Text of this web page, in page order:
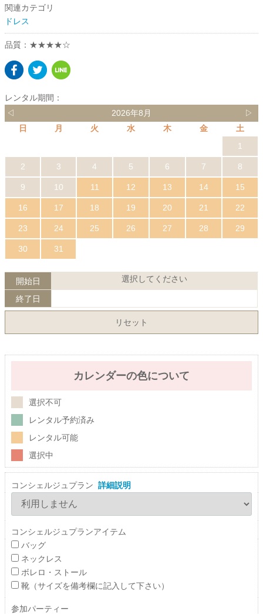
関連カテゴリ
ドレス
品質：★★★★☆
レンタル期間：
◁
2026年8月
▷
日
月 火 水 木 金
土
1
2 3 4 5 6 7 8
9 10 11 12 13 14 15
16 17 18 19 20 21 22
23 24 25 26 27 28 29
30 31
開始日 選択してください
終了日
リセット
カレンダーの色について
選択不可
レンタル予約済み
レンタル可能
選択中
コンシェルジュプラン 詳細説明
コンシェルジュプランアイテム
バッグ
ネックレス
ボレロ・ストール
靴（サイズを備考欄に記入して下さい）
参加パーティー